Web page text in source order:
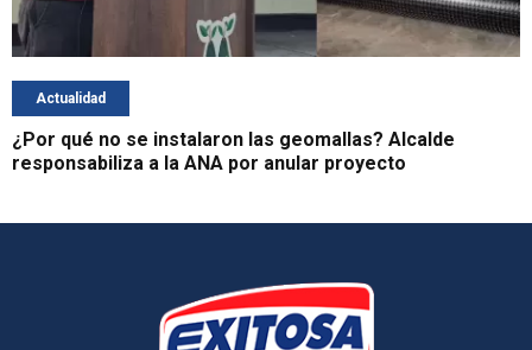
Actualidad
¿Por qué no se instalaron las geomallas? Alcalde
responsabiliza a la ANA por anular proyecto